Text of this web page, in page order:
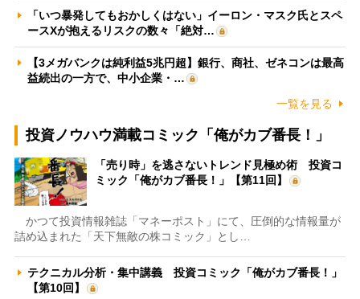
「いつ暴発してもおかしくはない」イーロン・マスク氏とスペ
ースXが抱えるリスクの数々「絶対…
【3メガバンクは純利益5兆円超】銀行、商社、ゼネコンは最高
益続出の一方で、中小企業・…
一覧を見る
投資ノウハウ満載コミック「俺がカブ番長！」
「売り時」を逃さないトレンド見極め術 投資コ
ミック「俺がカブ番長！」【第11回】
かつて投資情報雑誌「マネーポスト」にて、圧倒的な情報量が
詰め込まれた「天下無敵の株コミック」とし…
テクニカル分析・集中講義 投資コミック「俺がカブ番長！」
【第10回】